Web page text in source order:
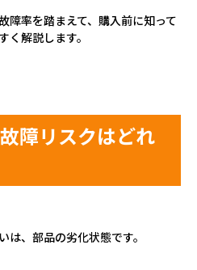
障率を踏まえて、購入前に知って
く解説します。
障リスクはどれ
は、部品の劣化状態です。